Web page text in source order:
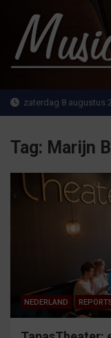
inhoud
Sinds 2009
zaterdag 8 augustus
Tag: Marijn
NEDERLAND